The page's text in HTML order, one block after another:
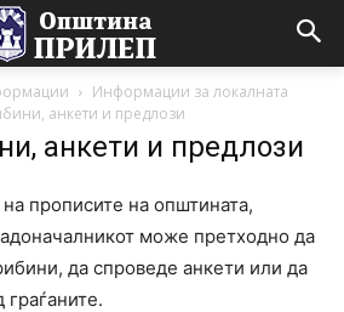
Информации за локалната
анкети и предлози
анкети и предлози
прописите на општината,
може претходно да
да спроведе анкети или да